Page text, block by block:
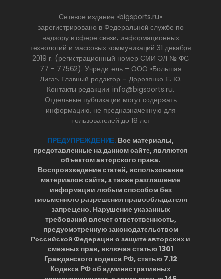
Сетевое издание «bigsports.ru»
зарегистрировано в Федеральной службе по
надзору в сфере связи, информационных
технологий и массовых коммуникаций 31 декабря
2019 г. (регистрационный номер СМИ ЭЛ № ФС
77 - 77562). Учредитель – ООО «Большая
Лига». Главный редактор – Деревянко Е. Ю.
Контакты редакции: info@bigsports.ru.
Отдельные публикации могут содержать
информацию, не предназначенную для
пользователей до 18 лет
ПРЕДУПРЕЖДЕНИЕ. Все материалы,
представленные на данном сайте, являются
объектом авторского права.
Воспроизведение статей, использование
материалов сайта, а также разглашение
информации любым способом без
письменного разрешения правообладателя
запрещено. Нарушение указанных
требований влечет ответственность,
предусмотренную законодательством
Российской Федерации о защите авторских и
смежных прав, включая статью 1301
Гражданского кодекса РФ, статью 7.12
Кодекса РФ об административных